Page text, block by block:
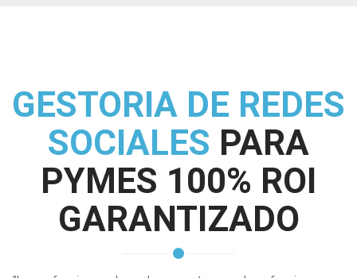
GESTORIA DE REDES
SOCIALES PARA
PYMES 100% ROI
GARANTIZADO